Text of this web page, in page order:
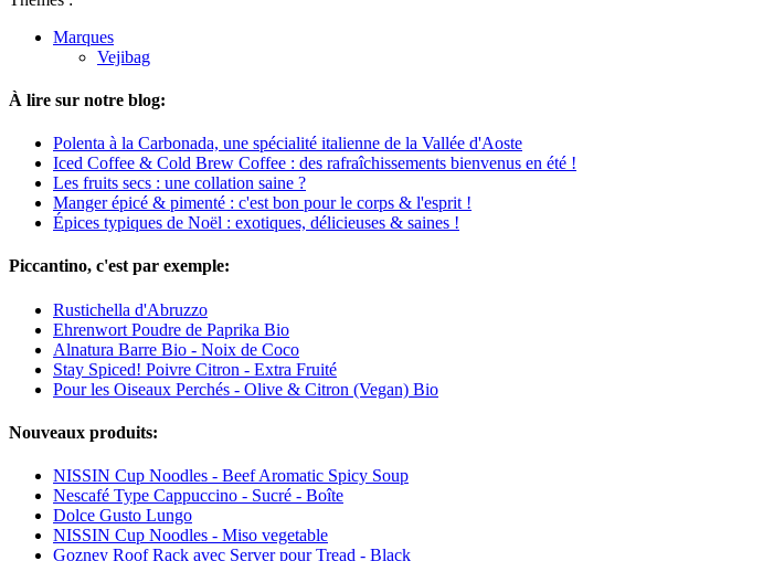
Marques
Vejibag
À lire sur notre blog:
Polenta à la Carbonada, une spécialité italienne de la Vallée d'Aoste
Iced Coffee & Cold Brew Coffee : des rafraîchissements bienvenus en été !
Les fruits secs : une collation saine ?
Manger épicé & pimenté : c'est bon pour le corps & l'esprit !
Épices typiques de Noël : exotiques, délicieuses & saines !
Piccantino, c'est par exemple:
Rustichella d'Abruzzo
Ehrenwort Poudre de Paprika Bio
Alnatura Barre Bio - Noix de Coco
Stay Spiced! Poivre Citron - Extra Fruité
Pour les Oiseaux Perchés - Olive & Citron (Vegan) Bio
Nouveaux produits:
NISSIN Cup Noodles - Beef Aromatic Spicy Soup
Nescafé Type Cappuccino - Sucré - Boîte
Dolce Gusto Lungo
NISSIN Cup Noodles - Miso vegetable
Gozney Roof Rack avec Server pour Tread - Black